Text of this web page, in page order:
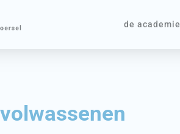
de academie